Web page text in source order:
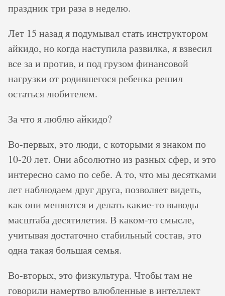
праздник три раза в неделю.
Лет 15 назад я подумывал стать инструктором
айкидо, но когда наступила развилка, я взвесил
все за и против, и под грузом финансовой
нагрузки от родившегося ребенка решил
остаться любителем.
За что я люблю айкидо?
Во-первых, это люди, с которыми я знаком по
10-20 лет. Они абсолютно из разных сфер, и это
интересно само по себе. А то, что мы десятками
лет наблюдаем друг друга, позволяет видеть,
как они меняются и делать какие-то выводы
масштаба десятилетия. В каком-то смысле,
учитывая достаточно стабильный состав, это
одна такая большая семья.
Во-вторых, это физкультура. Чтобы там не
говорили намертво влюбленные в интеллект